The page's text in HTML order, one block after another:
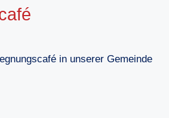
in unserer Gemeinde